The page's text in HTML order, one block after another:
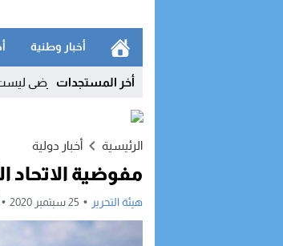
أخبار وطنية
أخر المستجدات
غياب صيدليات الحراسة: حياة المرضى ليست مجالا
الرئيسية أخبار دولية
مفوضية الاتحاد
هيئة التحرير 25 سبتمبر 2020